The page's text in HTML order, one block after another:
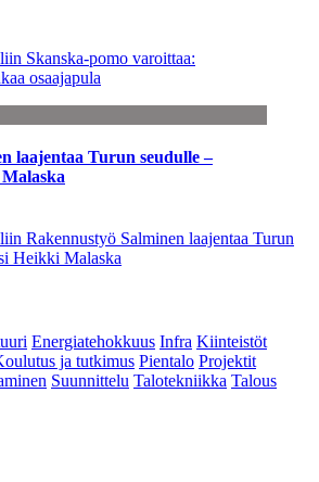
Skanska-pomo varoittaa:
osaajapula
laajentaa Turun seudulle –
Rakennustyö Salminen laajentaa Turun
Heikki Malaska
Energiatehokkuus Infra Kiinteistöt
ja tutkimus Pientalo Projektit
Suunnittelu Talotekniikka Talous